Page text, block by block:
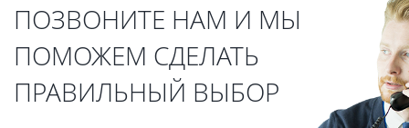
ПОЗВОНИТЕ НАМ И МЫ
ПОМОЖЕМ СДЕЛАТЬ
ПРАВИЛЬНЫЙ ВЫБОР